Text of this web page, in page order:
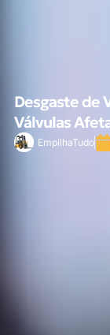
Desgaste de
Válvulas
EmpilhaTudo